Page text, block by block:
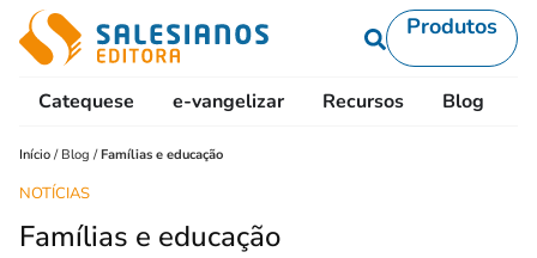
Produtos
Catequese e-vangelizar Recursos Blog
Início / Blog /Famílias e educação
NOTÍCIAS
Famílias e educação